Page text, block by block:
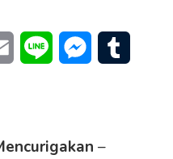
Email Line Messenger
–